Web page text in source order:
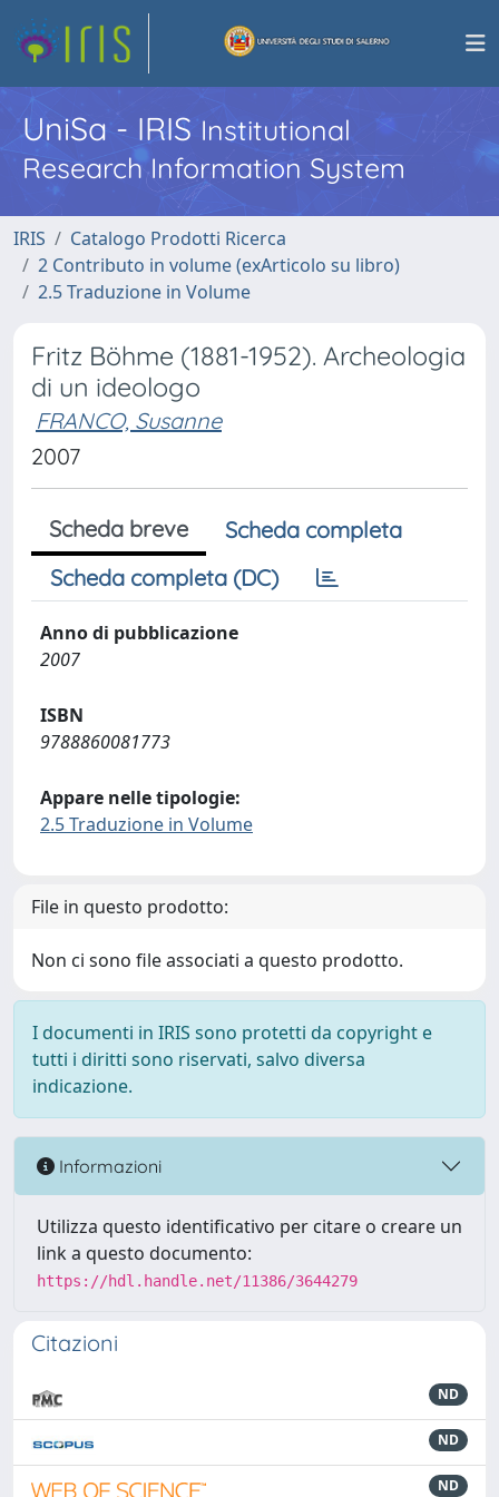
UniSa - IRISInstitutional
Research Information System
IRIS
Catalogo Prodotti Ricerca
2 Contributo in volume (exArticolo su libro)
2.5 Traduzione in Volume
Fritz Böhme (1881-1952). Archeologia
di un ideologo
FRANCO, Susanne
2007
Scheda breve
Scheda completa
Scheda completa (DC)
Anno di pubblicazione
2007
ISBN
9788860081773
Appare nelle tipologie:
2.5 Traduzione in Volume
File in questo prodotto:
Non ci sono file associati a questo prodotto.
I documenti in IRIS sono protetti da copyright e
tutti i diritti sono riservati, salvo diversa
indicazione.
Informazioni
Utilizza questo identificativo per citare o creare un
link a questo documento:
https://hdl.handle.net/11386/3644279
Citazioni
ND
ND
ND